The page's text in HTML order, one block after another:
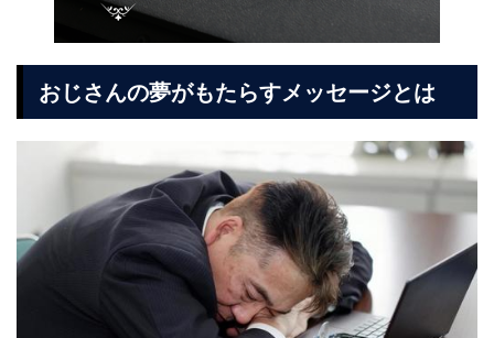
おじさんの夢がもたらすメッセージとは